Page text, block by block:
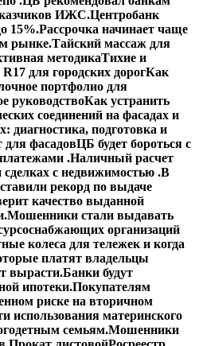
ИЖС.Центробанк
15%.Рассрочка начинает чаще
рынке.Тайский массаж для
методикаТихие и
для городских дорогКак
портфолио для
руководствоКак устранить
соединений на фасадах и
диагностика, подготовка и
для фасадовЦБ будет бороться с
.Наличный расчет
сделках с недвижимостью .В
рекорд по выдаче
качество выданной
Мошенники стали выдавать
организаций
колеса для тележек и когда
платят владельцы
вырасти.Банки будут
ипотеки.Покупателям
риске на вторичном
использования материнского
семьям.Мошенники